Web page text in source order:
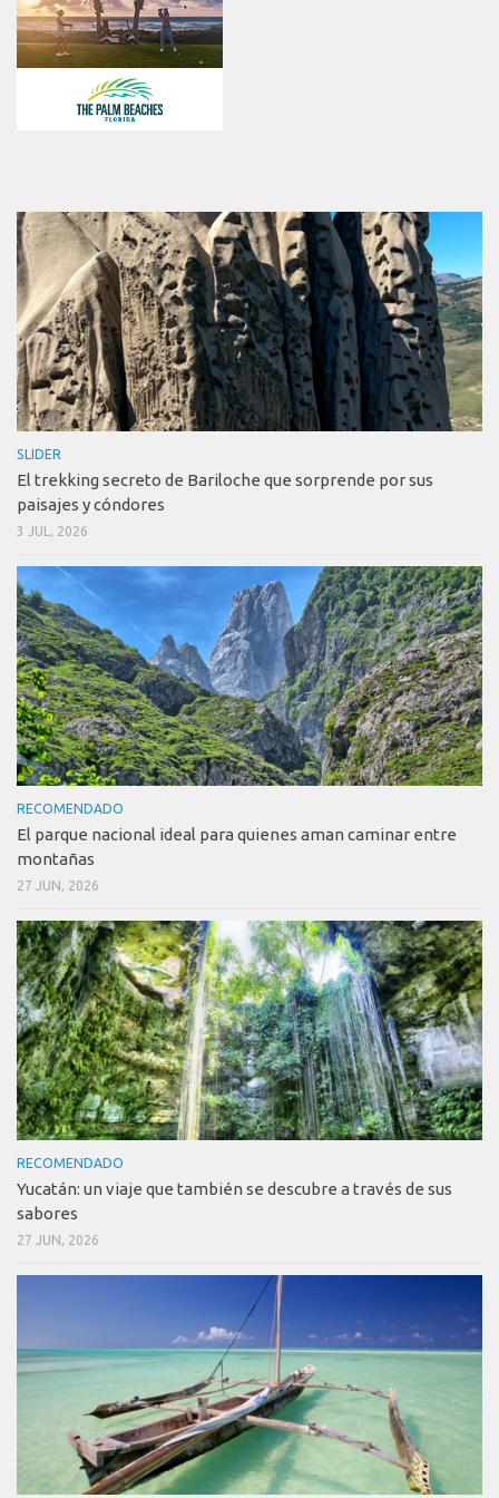
SLIDER
El trekking secreto de Bariloche que sorprende por sus
paisajes y cóndores
3 JUL, 2026
RECOMENDADO
El parque nacional ideal para quienes aman caminar entre
montañas
27 JUN, 2026
RECOMENDADO
Yucatán: un viaje que también se descubre a través de sus
sabores
27 JUN, 2026